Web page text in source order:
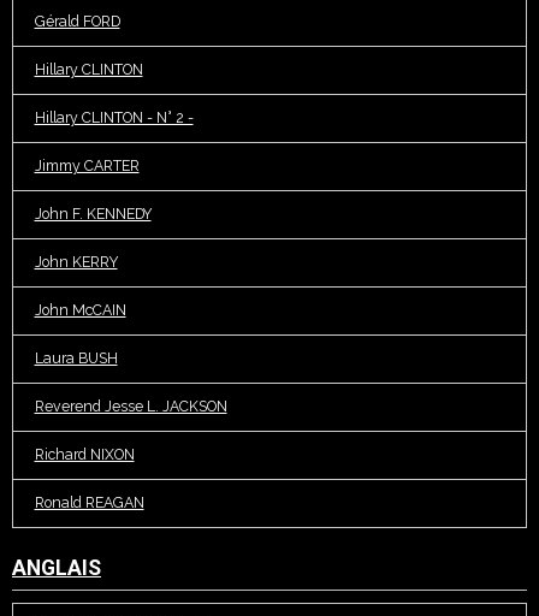
Gérald FORD
Hillary CLINTON
Hillary CLINTON - N° 2 -
Jimmy CARTER
John F. KENNEDY
John KERRY
John McCAIN
Laura BUSH
Reverend Jesse L. JACKSON
Richard NIXON
Ronald REAGAN
ANGLAIS